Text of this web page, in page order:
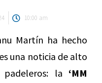
10:00 am
Martín ha hecho
una noticia de alto
la ‘MM